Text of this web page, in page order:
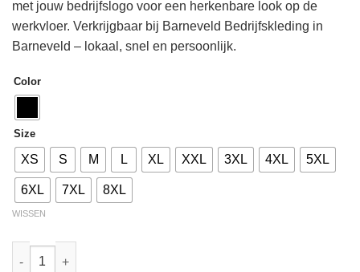
met jouw bedrijfslogo voor een herkenbare look op de
werkvloer. Verkrijgbaar bij Barneveld Bedrijfskleding in
Barneveld – lokaal, snel en persoonlijk.
Color
Size
XS S M L XL XXL 3XL 4XL 5XL
6XL 7XL 8XL
WISSEN
Tricorp 301010 Sweater Ritskraag zwart aantal